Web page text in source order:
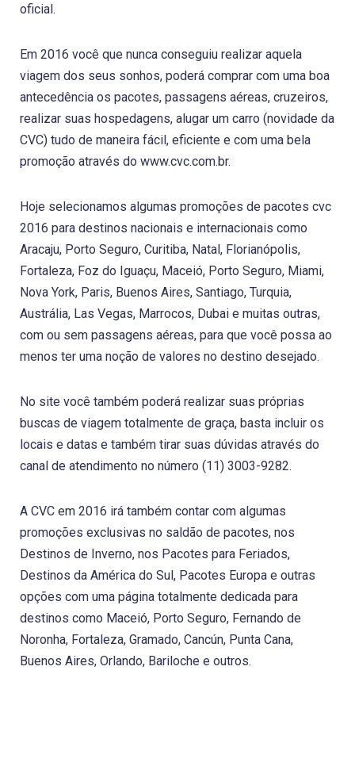
oficial.
Em 2016 você que nunca conseguiu realizar aquela
viagem dos seus sonhos, poderá comprar com uma boa
antecedência os pacotes, passagens aéreas, cruzeiros,
realizar suas hospedagens, alugar um carro (novidade da
CVC) tudo de maneira fácil, eficiente e com uma bela
promoção através do www.cvc.com.br.
Hoje selecionamos algumas promoções de pacotes cvc
2016 para destinos nacionais e internacionais como
Aracaju, Porto Seguro, Curitiba, Natal, Florianópolis,
Fortaleza, Foz do Iguaçu, Maceió, Porto Seguro, Miami,
Nova York, Paris, Buenos Aires, Santiago, Turquia,
Austrália, Las Vegas, Marrocos, Dubai e muitas outras,
com ou sem passagens aéreas, para que você possa ao
menos ter uma noção de valores no destino desejado.
No site você também poderá realizar suas próprias
buscas de viagem totalmente de graça, basta incluir os
locais e datas e também tirar suas dúvidas através do
canal de atendimento no número (11) 3003-9282.
A CVC em 2016 irá também contar com algumas
promoções exclusivas no saldão de pacotes, nos
Destinos de Inverno, nos Pacotes para Feriados,
Destinos da América do Sul, Pacotes Europa e outras
opções com uma página totalmente dedicada para
destinos como Maceió, Porto Seguro, Fernando de
Noronha, Fortaleza, Gramado, Cancún, Punta Cana,
Buenos Aires, Orlando, Bariloche e outros.